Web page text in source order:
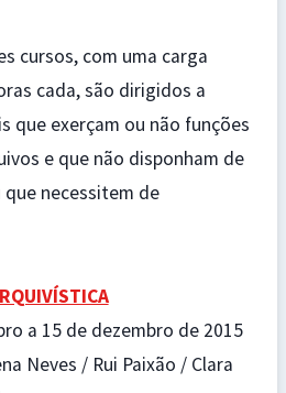
cursos, com uma carga
cada, são dirigidos a
que exerçam ou não funções
e que não disponham de
necessitem de
a 15 de dezembro de 2015
Neves / Rui Paixão / Clara